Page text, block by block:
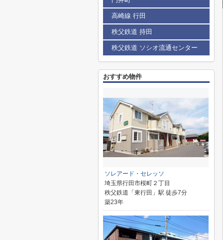
高崎線 行田
秩父鉄道 持田
秩父鉄道 ソシオ流通センター
おすすめ物件
ソレアード・セレッソ
埼玉県行田市桜町２丁目
秩父鉄道「東行田」駅 徒歩7分
築23年